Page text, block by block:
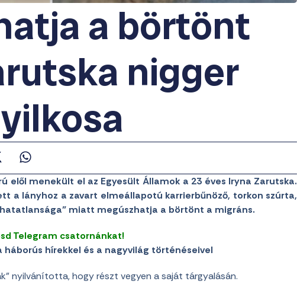
a börtönt
nigger
elől menekült el az Egyesült Államok a 23 éves Iryna Zarutska.
a lányhoz a zavart elmeállapotú karrierbűnöző, torkon szúrta,
miatt megúszhatja a börtönt a migráns.
Telegram csatornánkat!
háborús hírekkel és a nagyvilág történéseivel
nyilvánította, hogy részt vegyen a saját tárgyalásán.